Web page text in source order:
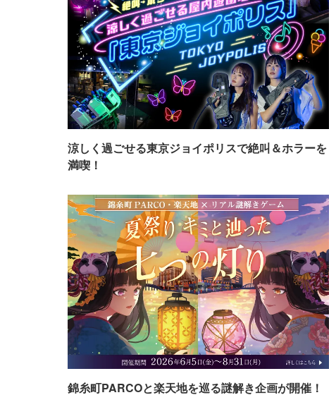
涼しく過ごせる東京ジョイポリスで絶叫＆ホラーを
満喫！
錦糸町PARCOと楽天地を巡る謎解き企画が開催！